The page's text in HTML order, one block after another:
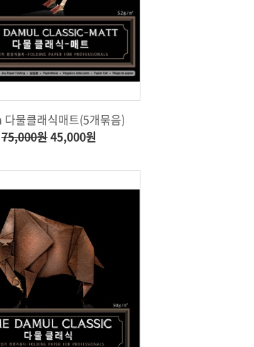
물클래식매트(5개묶음)
75,000원45,000원